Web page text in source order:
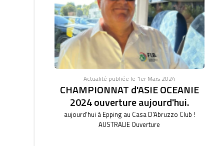
Actualité publiée le 1er Mars 2024
CHAMPIONNAT d'ASIE OCEANIE
2024 ouverture aujourd'hui.
aujourd'hui à Epping au Casa D'Abruzzo Club !
AUSTRALIE Ouverture